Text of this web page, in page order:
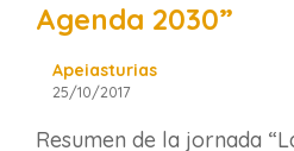
Agenda 2030”
Apeiasturias
25/10/2017
Resumen de la jornada